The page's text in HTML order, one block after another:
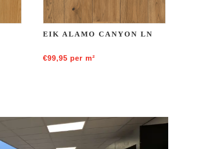
EIK ALAMO CANYON LN
€99,95 per m²